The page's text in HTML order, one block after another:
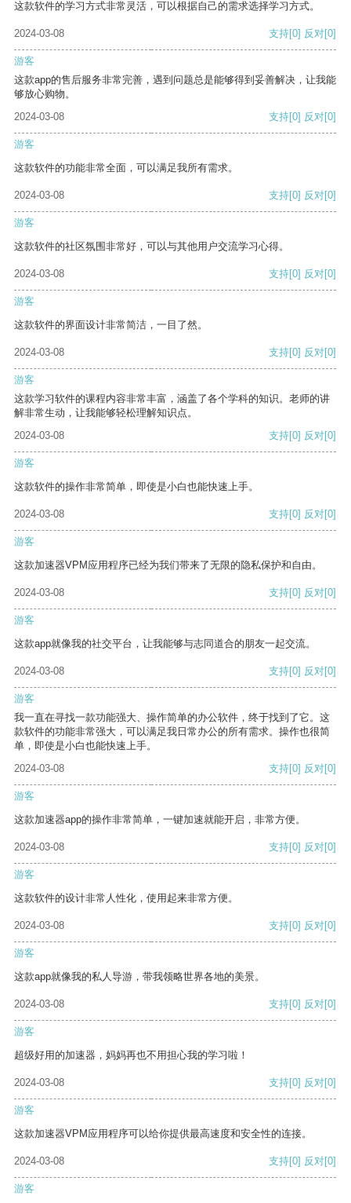
这款软件的学习方式非常灵活，可以根据自己的需求选择学习方式。
2024-03-08 支持[0] 反对[0]
游客
这款app的售后服务非常完善，遇到问题总是能够得到妥善解决，让我能
够放心购物。
2024-03-08
支持[0] 反对[0]
游客
这款软件的功能非常全面，可以满足我所有需求。
2024-03-08 支持[0] 反对[0]
游客
这款软件的社区氛围非常好，可以与其他用户交流学习心得。
2024-03-08 支持[0] 反对[0]
游客
这款软件的界面设计非常简洁，一目了然。
2024-03-08 支持[0] 反对[0]
游客
这款学习软件的课程内容非常丰富，涵盖了各个学科的知识。老师的讲
解非常生动，让我能够轻松理解知识点。
2024-03-08
支持[0] 反对[0]
游客
这款软件的操作非常简单，即使是小白也能快速上手。
2024-03-08 支持[0] 反对[0]
游客
这款加速器VPM应用程序已经为我们带来了无限的隐私保护和自由。
2024-03-08 支持[0] 反对[0]
游客
这款app就像我的社交平台，让我能够与志同道合的朋友一起交流。
2024-03-08 支持[0] 反对[0]
游客
我一直在寻找一款功能强大、操作简单的办公软件，终于找到了它。这
款软件的功能非常强大，可以满足我日常办公的所有需求。操作也很简
单，即使是小白也能快速上手。
2024-03-08
支持[0] 反对[0]
游客
这款加速器app的操作非常简单，一键加速就能开启，非常方便。
2024-03-08 支持[0] 反对[0]
游客
这款软件的设计非常人性化，使用起来非常方便。
2024-03-08 支持[0] 反对[0]
游客
这款app就像我的私人导游，带我领略世界各地的美景。
2024-03-08 支持[0] 反对[0]
游客
超级好用的加速器，妈妈再也不用担心我的学习啦！
2024-03-08 支持[0] 反对[0]
游客
这款加速器VPM应用程序可以给你提供最高速度和安全性的连接。
2024-03-08 支持[0] 反对[0]
游客